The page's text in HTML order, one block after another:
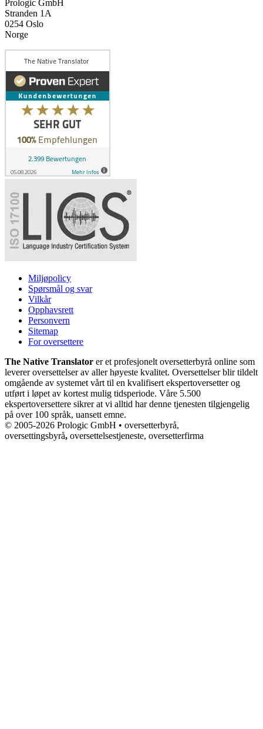
Prologic GmbH
Stranden 1A
0254 Oslo
Norge
Miljøpolicy
Spørsmål og svar
Vilkår
Opphavsrett
Personvern
Sitemap
For oversettere
The Native Translator er et profesjonelt oversetterbyrå online som
leverer oversettelser av aller høyeste kvalitet. Oversettelser blir tildelt
omgående av systemet vårt til en kvalifisert ekspertoversetter og
utført i løpet av kortest mulig tidsperiode. Våre 5.500
ekspertoversettere sikrer at vi alltid har denne tjenesten tilgjengelig
på over 100 språk, uansett emne.
© 2005-2026 Prologic GmbH • oversetterbyrå,
oversettingsbyrå, oversettelsestjeneste, oversetterfirma